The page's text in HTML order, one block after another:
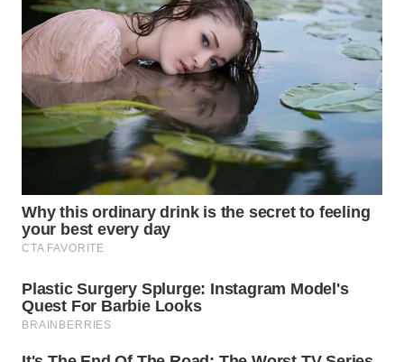
TOBA
WN
NIAS
WN
LANGKAT
WN
TAPANULI
SELATAN
TANJUNG
LESUNG